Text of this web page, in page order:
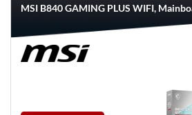
MSI B840 GAMING PLUS WIFI,